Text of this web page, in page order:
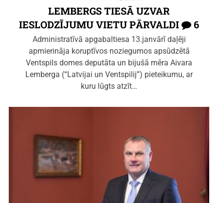
LEMBERGS TIESĀ UZVAR
IESLODZĪJUMU VIETU PĀRVALDI
6
Administratīvā apgabaltiesa 13.janvārī daļēji
apmierināja koruptīvos noziegumos apsūdzētā
Ventspils domes deputāta un bijušā mēra Aivara
Lemberga (“Latvijai un Ventspilij”) pieteikumu, ar
kuru lūgts atzīt…